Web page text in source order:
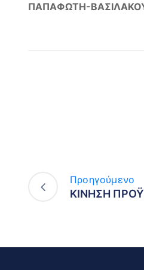
ΠΑΠΑΦΩΤΗ-
Προηγούμενο
ΚΙΝΗΣΗ